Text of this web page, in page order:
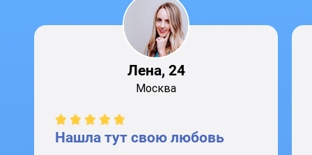
Лена, 24
Москва
Нашла тут свою любовь